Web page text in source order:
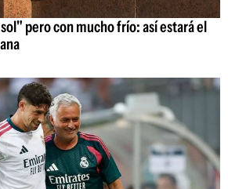
pero con mucho frío: así estará el